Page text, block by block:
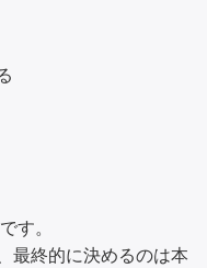
す。
最終的に決めるのは本